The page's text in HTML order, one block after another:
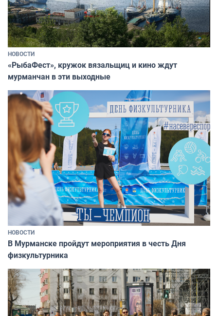
НОВОСТИ
«РыбаФест», кружок вязальщиц и кино ждут
мурманчан в эти выходные
НОВОСТИ
В Мурманске пройдут мероприятия в честь Дня
физкультурника